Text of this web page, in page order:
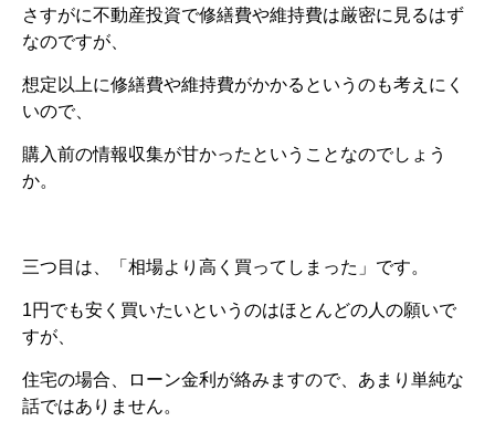
さすがに不動産投資で修繕費や維持費は厳密に見るはず
なのですが、
想定以上に修繕費や維持費がかかるというのも考えにく
いので、
購入前の情報収集が甘かったということなのでしょう
か。
三つ目は、「相場より高く買ってしまった」です。
1円でも安く買いたいというのはほとんどの人の願いで
すが、
住宅の場合、ローン金利が絡みますので、あまり単純な
話ではありません。